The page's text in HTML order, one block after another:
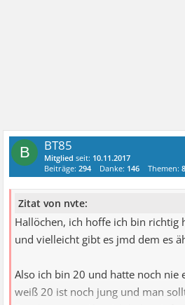
B BT85
Mitglied seit: 10.11.2017
Beiträge:294 Danke: 146 Themen:8
Zitat von nvte:
Hallöchen, ich hoffe ich bin richtig
und vielleicht gibt es jmd dem es
Also ich bin 20 und hatte noch nie
weiß 20 ist noch jung und man